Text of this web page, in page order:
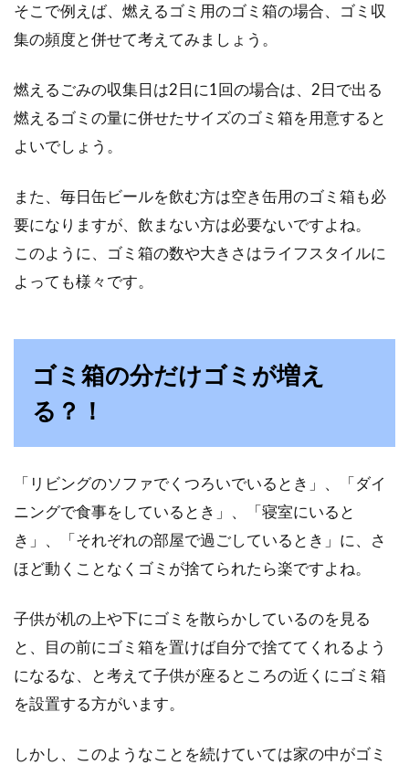
カーテンは通販で購入！おしゃれな
カーテンは、お部屋の中で大きな面積を占める
いので、玄関や廊下の照明に使用されることの
畳の上にベッドを置きたい！カビの
対策になる！？
賃貸やお家の和室の畳の上にベッドを置きたい
と思っている人は、意外に多くいます。しか
し、実際に...
2DKのインテリア選び！狭いアパー
ト暮らしの場合どうする？
ルに人気のある間取りです。しかしながら、部
そこで例えば、燃えるゴミ用のゴミ箱の場合、ゴミ収
集の頻度と併せて考えてみましょう。
燃えるごみの収集日は2日に1回の場合は、2日で出る
燃えるゴミの量に併せたサイズのゴミ箱を用意すると
よいでしょう。
また、毎日缶ビールを飲む方は空き缶用のゴミ箱も必
要になりますが、飲まない方は必要ないですよね。
このように、ゴミ箱の数や大きさはライフスタイルに
よっても様々です。
ゴミ箱の分だけゴミが増え
る？！
「リビングのソファでくつろいでいるとき」、「ダイ
ニングで食事をしているとき」、「寝室にいると
き」、「それぞれの部屋で過ごしているとき」に、さ
ほど動くことなくゴミが捨てられたら楽ですよね。
子供が机の上や下にゴミを散らかしているのを見る
と、目の前にゴミ箱を置けば自分で捨ててくれるよう
になるな、と考えて子供が座るところの近くにゴミ箱
を設置する方がいます。
しかし、このようなことを続けていては家の中がゴミ